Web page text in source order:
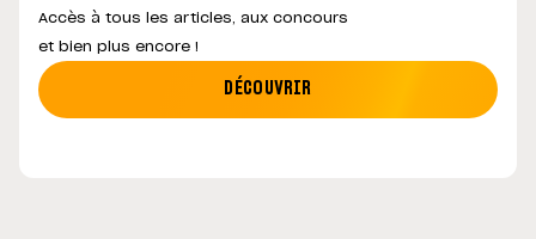
Accès à tous les articles, aux concours
et bien plus encore !
DÉCOUVRIR